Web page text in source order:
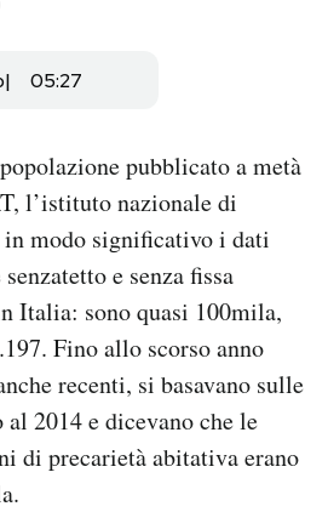
05:27
pubblicato a metà
l’istituto nazionale di
modo significativo i dati
e senza fissa
Italia: sono quasi 100mila,
Fino allo scorso anno
recenti, si basavano sulle
2014 e dicevano che le
di precarietà abitativa erano